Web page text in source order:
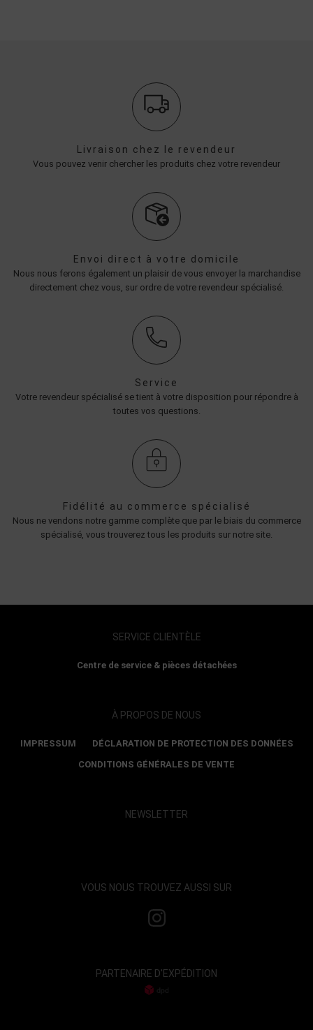
Livraison chez le revendeur
Vous pouvez venir chercher les produits chez votre revendeur
Envoi direct à votre domicile
Nous nous ferons également un plaisir de vous envoyer la marchandise
directement chez vous, sur ordre de votre revendeur spécialisé.
Service
Votre revendeur spécialisé se tient à votre disposition pour répondre à
toutes vos questions.
Fidélité au commerce spécialisé
Nous ne vendons notre gamme complète que par le biais du commerce
spécialisé, vous trouverez tous les produits sur notre site.
SERVICE CLIENTÈLE
Centre de service & pièces détachées
À PROPOS DE NOUS
IMPRESSUM
DÉCLARATION DE PROTECTION DES DONNÉES
CONDITIONS GÉNÉRALES DE VENTE
NEWSLETTER
VOUS NOUS TROUVEZ AUSSI SUR
PARTENAIRE D'EXPÉDITION